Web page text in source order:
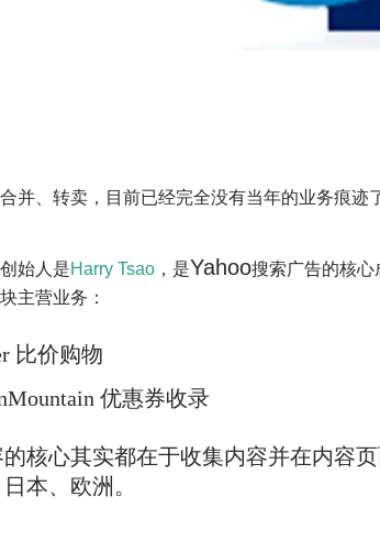
并、转卖，目前已经完全没有当年的业务痕迹
创始人是Harry Tsao ，是Yahoo搜索广告的核心
主营业务：
比价购物
优惠券收录
核心其实都在于收集内容并在内容页
本、欧洲。